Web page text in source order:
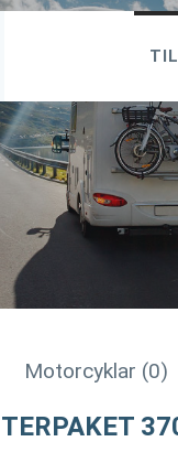
Motorcyklar (0)